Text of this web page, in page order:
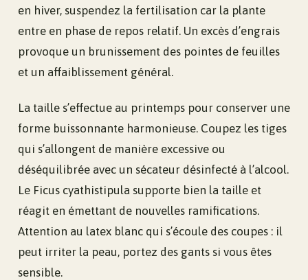
en hiver, suspendez la fertilisation car la plante
entre en phase de repos relatif. Un excès d’engrais
provoque un brunissement des pointes de feuilles
et un affaiblissement général.
La taille s’effectue au printemps pour conserver une
forme buissonnante harmonieuse. Coupez les tiges
qui s’allongent de manière excessive ou
déséquilibrée avec un sécateur désinfecté à l’alcool.
Le Ficus cyathistipula supporte bien la taille et
réagit en émettant de nouvelles ramifications.
Attention au latex blanc qui s’écoule des coupes : il
peut irriter la peau, portez des gants si vous êtes
sensible.